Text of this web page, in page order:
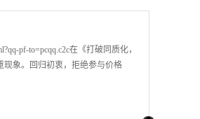
pf-to=pcqq.c2c在《打破同质化，
象。回归初衷，拒绝参与价格